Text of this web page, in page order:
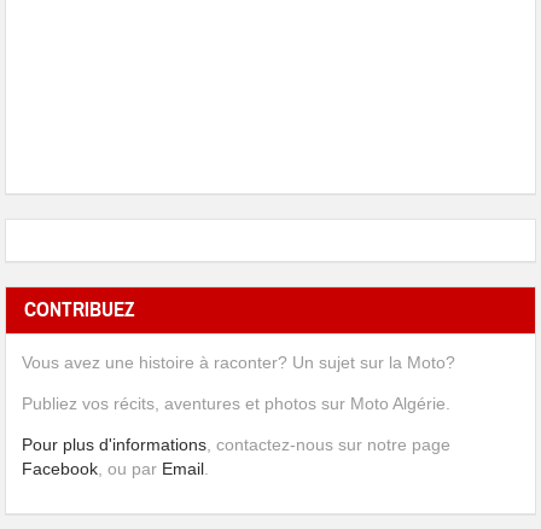
CONTRIBUEZ
Vous avez une histoire à raconter? Un sujet sur la Moto?
Publiez vos récits, aventures et photos sur Moto Algérie.
Pour plus d'informations, contactez-nous sur notre page
Facebook, ou par Email.